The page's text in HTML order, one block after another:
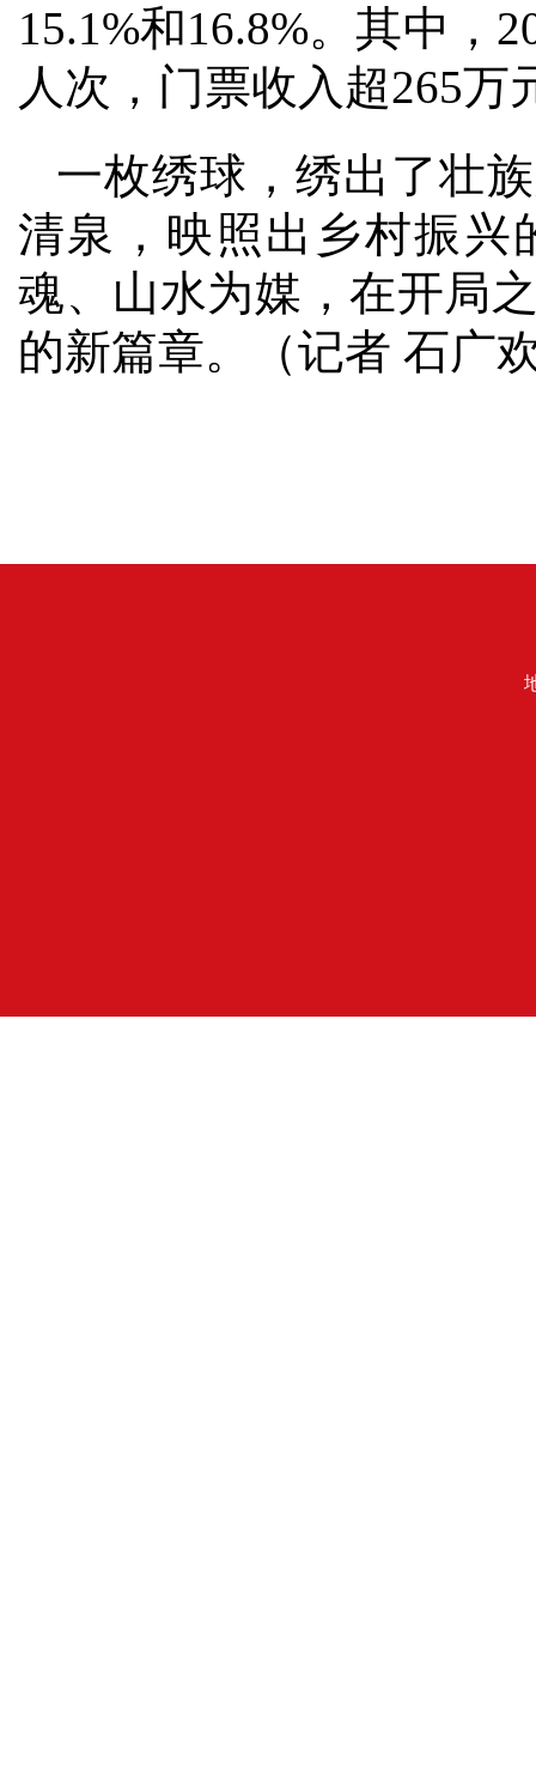
15.1%和16.8%。其中，
人次，门票收入超265万
一枚绣球，绣出了壮
清泉，映照出乡村振兴
魂、山水为媒，在开局
的新篇章。（记者 石广